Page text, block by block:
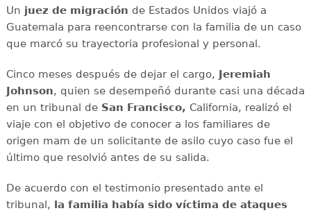
Un juez de migración de Estados Unidos viajó a
Guatemala para reencontrarse con la familia de un caso
que marcó su trayectoria profesional y personal.
Cinco meses después de dejar el cargo, Jeremiah
Johnson, quien se desempeñó durante casi una década
en un tribunal de San Francisco, California, realizó el
viaje con el objetivo de conocer a los familiares de
origen mam de un solicitante de asilo cuyo caso fue el
último que resolvió antes de su salida.
De acuerdo con el testimonio presentado ante el
tribunal, la familia había sido víctima de ataques